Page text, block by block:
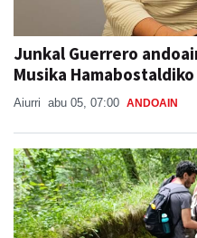
Junkal Guerrero
Musika
Aiurri abu 05, 07:00 ANDOAIN